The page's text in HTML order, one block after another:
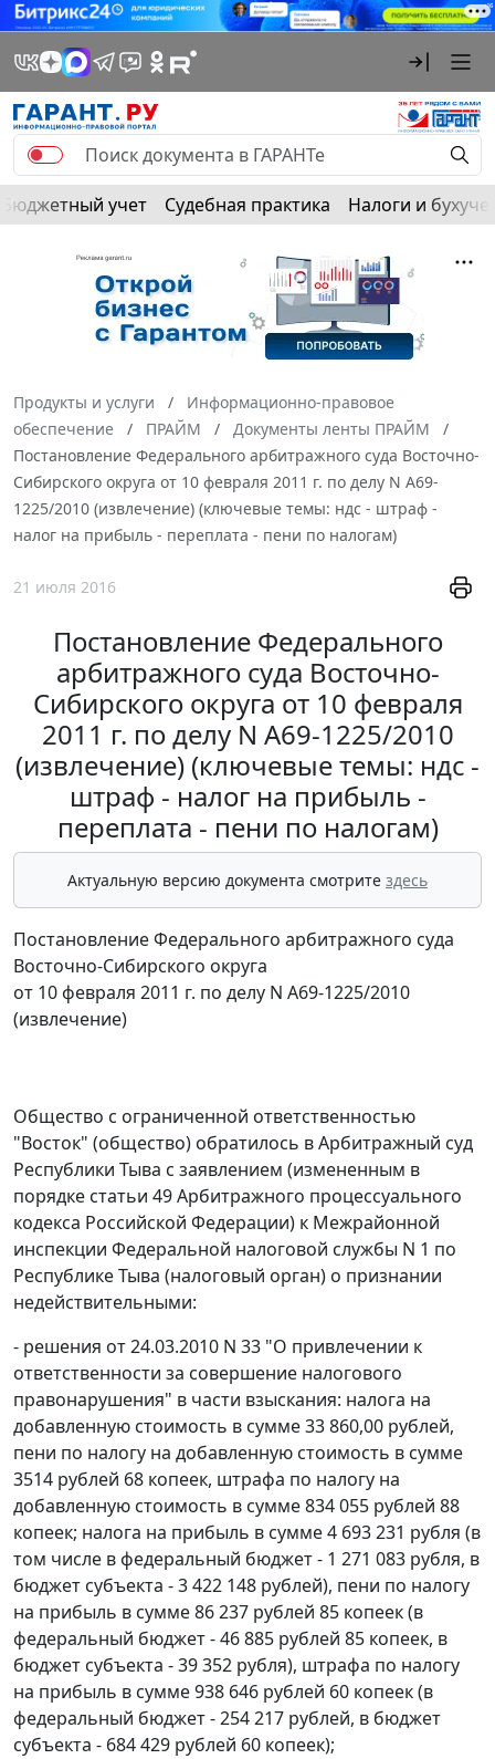
Бюджетный учет Судебная практика Налоги и
Продукты и услуги
Информационно-правовое
обеспечение
ПРАЙМ
Документы ленты ПРАЙМ
Постановление Федерального арбитражного суда Восточно-
Сибирского округа от 10 февраля 2011 г. по делу N А69-
1225/2010 (извлечение) (ключевые темы: ндс - штраф -
налог на прибыль - переплата - пени по налогам)
21 июля 2016
Постановление Федерального
арбитражного суда Восточно-
Сибирского округа от 10 февраля
2011 г. по делу N А69-1225/2010
(извлечение) (ключевые темы: ндс -
штраф - налог на прибыль -
переплата - пени по налогам)
Актуальную версию документа смотрите здесь
Постановление Федерального арбитражного суда
Восточно-Сибирского округа
от 10 февраля 2011 г. по делу N А69-1225/2010
(извлечение)
Общество с ограниченной ответственностью
"Восток" (общество) обратилось в Арбитражный суд
Республики Тыва с заявлением (измененным в
порядке статьи 49Арбитражного процессуального
кодекса Российской Федерации) к Межрайонной
инспекции Федеральной налоговой службы N 1 по
Республике Тыва (налоговый орган) о признании
недействительными:
- решения от 24.03.2010 N 33 "О привлечении к
ответственности за совершение налогового
правонарушения" в части взыскания: налога на
добавленную стоимость в сумме 33 860,00 рублей,
пени по налогу на добавленную стоимость в сумме
3514 рублей 68 копеек, штрафа по налогу на
добавленную стоимость в сумме 834 055 рублей 88
копеек; налога на прибыль в сумме 4 693 231 рубля (в
том числе в федеральный бюджет - 1 271 083 рубля, в
бюджет субъекта - 3 422 148 рублей), пени по налогу
на прибыль в сумме 86 237 рублей 85 копеек (в
федеральный бюджет - 46 885 рублей 85 копеек, в
бюджет субъекта - 39 352 рубля), штрафа по налогу
на прибыль в сумме 938 646 рублей 60 копеек (в
федеральный бюджет - 254 217 рублей, в бюджет
субъекта - 684 429 рублей 60 копеек);